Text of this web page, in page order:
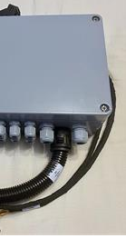
PWM - 2 uscite
robusto e
- 2 interfacce CAN